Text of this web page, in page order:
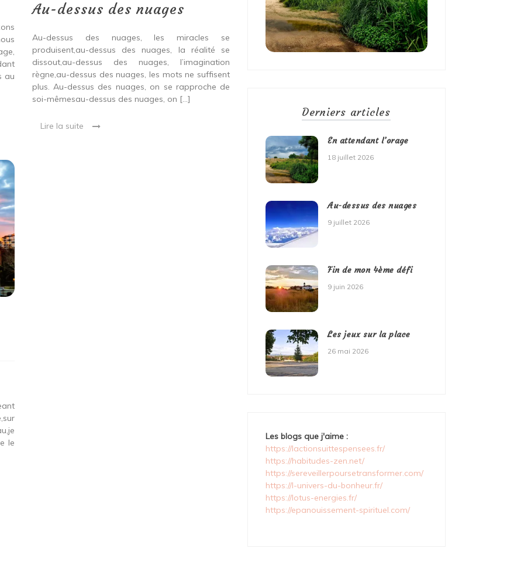
au
Au-dessus des nuages
Au-dessus des nuages, les miracles se
produisent,au-dessus des nuages, la réalité se
dissout,au-dessus des nuages, l’imagination
règne,au-dessus des nuages, les mots ne suffisent
plus. Au-dessus des nuages, on se rapproche de
soi-mêmesau-dessus des nuages, on […]
Lire la suite
le
Derniers articles
En attendant l’orage
18 juillet 2026
Au-dessus des nuages
9 juillet 2026
Fin de mon 4ème défi
9 juin 2026
Les jeux sur la place
26 mai 2026
Les blogs que j'aime :
https://lactionsuittespensees.fr/
https://habitudes-zen.net/
https://sereveillerpoursetransformer.com/
https://l-univers-du-bonheur.fr/
https://lotus-energies.fr/
https://epanouissement-spirituel.com/